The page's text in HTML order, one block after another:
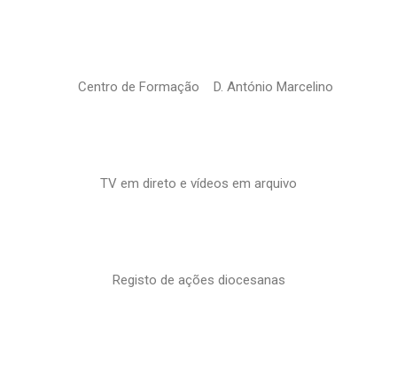
Centro de Formação D. António Marcelino
TV em direto e vídeos em arquivo
Registo de ações diocesanas